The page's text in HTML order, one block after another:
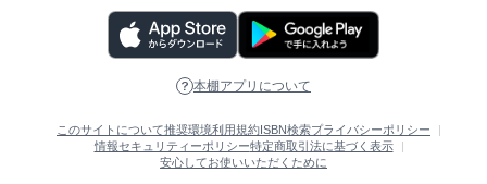
本棚アプリについて
このサイトについて推奨環境利用規約 ISBN検索プライバシーポリシー
情報セキュリティーポリシー特定商取引法に基づく表示
安心してお使いいただくために